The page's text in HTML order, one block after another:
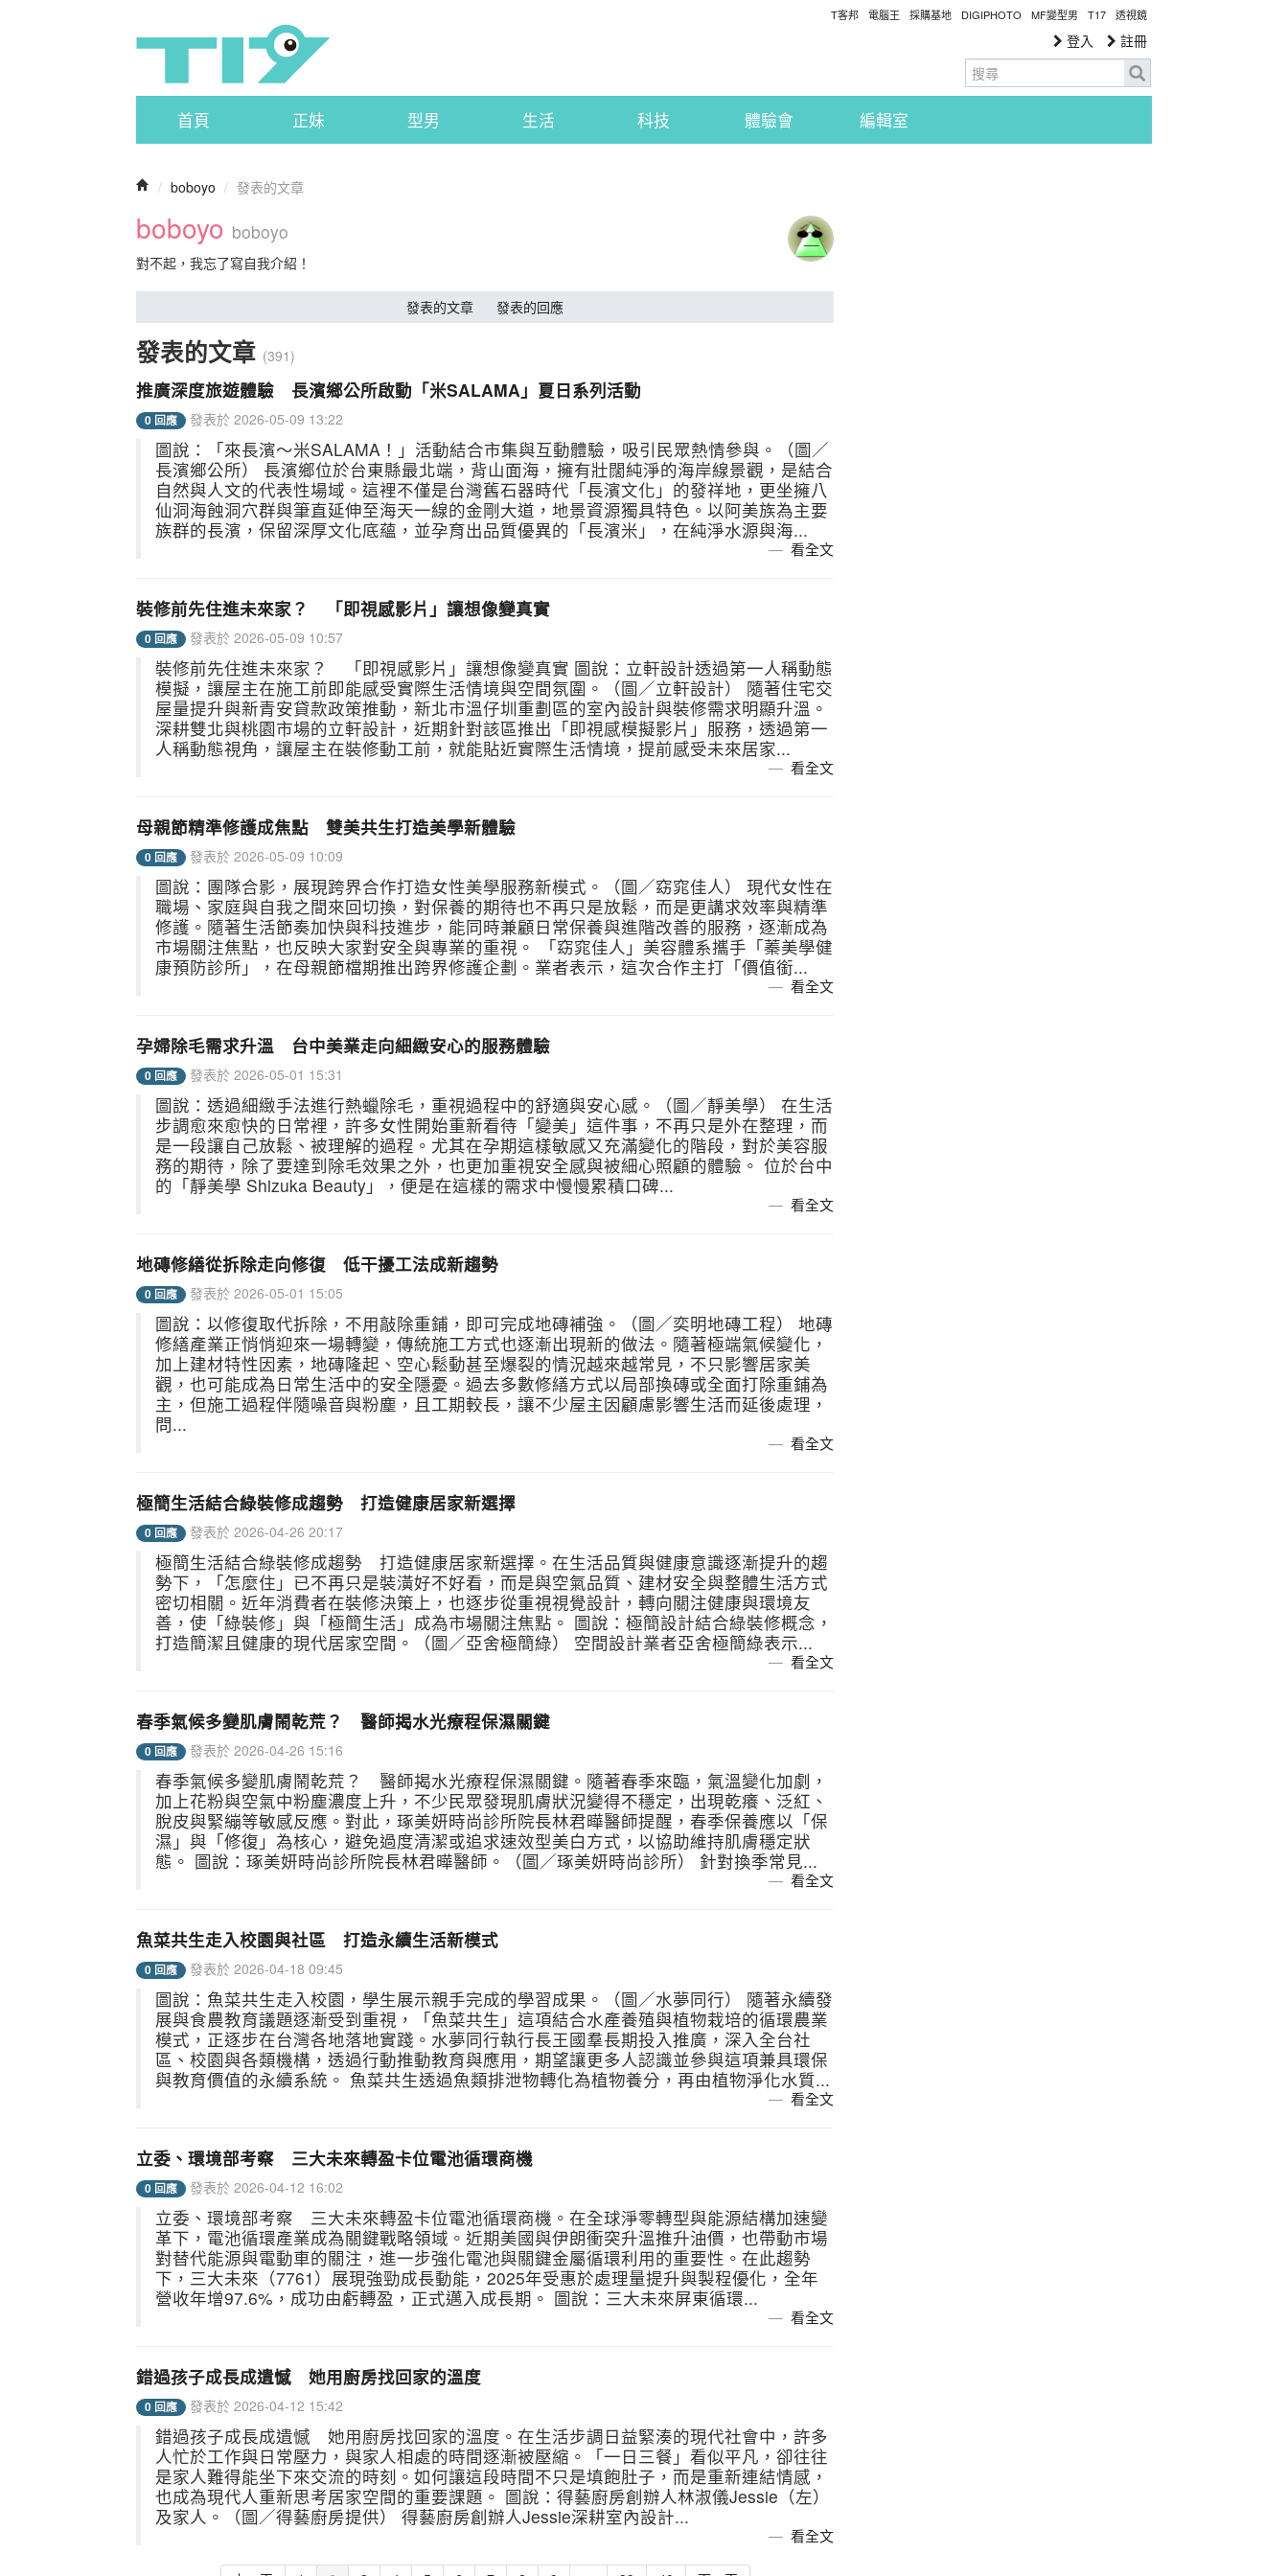
T客邦 電腦王 採購基地 DIGIPHOTO MF變型男 T17 透視鏡
登入 註冊
首頁 正妹 型男 生活 科技 體驗會 編輯室
/ boboyo / 發表的文章
boboyo boboyo
對不起，我忘了寫自我介紹！
發表的文章 發表的回應
發表的文章 (391)
推廣深度旅遊體驗 長濱鄉公所啟動「米SALAMA」夏日系列活動
0 回應 發表於 2026-05-09 13:22
圖說：「來長濱～米SALAMA！」活動結合市集與互動體驗，吸引民眾熱情參與。（圖／
長濱鄉公所） 長濱鄉位於台東縣最北端，背山面海，擁有壯闊純淨的海岸線景觀，是結合
自然與人文的代表性場域。這裡不僅是台灣舊石器時代「長濱文化」的發祥地，更坐擁八
仙洞海蝕洞穴群與筆直延伸至海天一線的金剛大道，地景資源獨具特色。以阿美族為主要
族群的長濱，保留深厚文化底蘊，並孕育出品質優異的「長濱米」，在純淨水源與海...
看全文
裝修前先住進未來家？ 「即視感影片」讓想像變真實
0 回應 發表於 2026-05-09 10:57
裝修前先住進未來家？ 「即視感影片」讓想像變真實 圖說：立軒設計透過第一人稱動態
模擬，讓屋主在施工前即能感受實際生活情境與空間氛圍。（圖／立軒設計） 隨著住宅交
屋量提升與新青安貸款政策推動，新北市溫仔圳重劃區的室內設計與裝修需求明顯升溫。
深耕雙北與桃園市場的立軒設計，近期針對該區推出「即視感模擬影片」服務，透過第一
人稱動態視角，讓屋主在裝修動工前，就能貼近實際生活情境，提前感受未來居家...
看全文
母親節精準修護成焦點 雙美共生打造美學新體驗
0 回應 發表於 2026-05-09 10:09
圖說：團隊合影，展現跨界合作打造女性美學服務新模式。（圖／窈窕佳人） 現代女性在
職場、家庭與自我之間來回切換，對保養的期待也不再只是放鬆，而是更講求效率與精準
修護。隨著生活節奏加快與科技進步，能同時兼顧日常保養與進階改善的服務，逐漸成為
市場關注焦點，也反映大家對安全與專業的重視。 「窈窕佳人」美容體系攜手「蓁美學健
康預防診所」，在母親節檔期推出跨界修護企劃。業者表示，這次合作主打「價值銜...
看全文
孕婦除毛需求升溫 台中美業走向細緻安心的服務體驗
0 回應 發表於 2026-05-01 15:31
圖說：透過細緻手法進行熱蠟除毛，重視過程中的舒適與安心感。（圖／靜美學） 在生活
步調愈來愈快的日常裡，許多女性開始重新看待「變美」這件事，不再只是外在整理，而
是一段讓自己放鬆、被理解的過程。尤其在孕期這樣敏感又充滿變化的階段，對於美容服
務的期待，除了要達到除毛效果之外，也更加重視安全感與被細心照顧的體驗。 位於台中
的「靜美學 Shizuka Beauty」，便是在這樣的需求中慢慢累積口碑...
看全文
地磚修繕從拆除走向修復 低干擾工法成新趨勢
0 回應 發表於 2026-05-01 15:05
圖說：以修復取代拆除，不用敲除重鋪，即可完成地磚補強。（圖／奕明地磚工程） 地磚
修繕產業正悄悄迎來一場轉變，傳統施工方式也逐漸出現新的做法。隨著極端氣候變化，
加上建材特性因素，地磚隆起、空心鬆動甚至爆裂的情況越來越常見，不只影響居家美
觀，也可能成為日常生活中的安全隱憂。過去多數修繕方式以局部換磚或全面打除重鋪為
主，但施工過程伴隨噪音與粉塵，且工期較長，讓不少屋主因顧慮影響生活而延後處理，
問...
看全文
極簡生活結合綠裝修成趨勢 打造健康居家新選擇
0 回應 發表於 2026-04-26 20:17
極簡生活結合綠裝修成趨勢 打造健康居家新選擇。在生活品質與健康意識逐漸提升的趨
勢下，「怎麼住」已不再只是裝潢好不好看，而是與空氣品質、建材安全與整體生活方式
密切相關。近年消費者在裝修決策上，也逐步從重視視覺設計，轉向關注健康與環境友
善，使「綠裝修」與「極簡生活」成為市場關注焦點。 圖說：極簡設計結合綠裝修概念，
打造簡潔且健康的現代居家空間。（圖／亞舍極簡綠） 空間設計業者亞舍極簡綠表示...
看全文
春季氣候多變肌膚鬧乾荒？ 醫師揭水光療程保濕關鍵
0 回應 發表於 2026-04-26 15:16
春季氣候多變肌膚鬧乾荒？ 醫師揭水光療程保濕關鍵。隨著春季來臨，氣溫變化加劇，
加上花粉與空氣中粉塵濃度上升，不少民眾發現肌膚狀況變得不穩定，出現乾癢、泛紅、
脫皮與緊繃等敏感反應。對此，琢美妍時尚診所院長林君曄醫師提醒，春季保養應以「保
濕」與「修復」為核心，避免過度清潔或追求速效型美白方式，以協助維持肌膚穩定狀
態。 圖說：琢美妍時尚診所院長林君曄醫師。（圖／琢美妍時尚診所） 針對換季常見...
看全文
魚菜共生走入校園與社區 打造永續生活新模式
0 回應 發表於 2026-04-18 09:45
圖說：魚菜共生走入校園，學生展示親手完成的學習成果。（圖／水夢同行） 隨著永續發
展與食農教育議題逐漸受到重視，「魚菜共生」這項結合水產養殖與植物栽培的循環農業
模式，正逐步在台灣各地落地實踐。水夢同行執行長王國羣長期投入推廣，深入全台社
區、校園與各類機構，透過行動推動教育與應用，期望讓更多人認識並參與這項兼具環保
與教育價值的永續系統。 魚菜共生透過魚類排泄物轉化為植物養分，再由植物淨化水質...
看全文
立委、環境部考察 三大未來轉盈卡位電池循環商機
0 回應 發表於 2026-04-12 16:02
立委、環境部考察 三大未來轉盈卡位電池循環商機。在全球淨零轉型與能源結構加速變
革下，電池循環產業成為關鍵戰略領域。近期美國與伊朗衝突升溫推升油價，也帶動市場
對替代能源與電動車的關注，進一步強化電池與關鍵金屬循環利用的重要性。在此趨勢
下，三大未來（7761）展現強勁成長動能，2025年受惠於處理量提升與製程優化，全年
營收年增97.6%，成功由虧轉盈，正式邁入成長期。 圖說：三大未來屏東循環...
看全文
錯過孩子成長成遺憾 她用廚房找回家的溫度
0 回應 發表於 2026-04-12 15:42
錯過孩子成長成遺憾 她用廚房找回家的溫度。在生活步調日益緊湊的現代社會中，許多
人忙於工作與日常壓力，與家人相處的時間逐漸被壓縮。「一日三餐」看似平凡，卻往往
是家人難得能坐下來交流的時刻。如何讓這段時間不只是填飽肚子，而是重新連結情感，
也成為現代人重新思考居家空間的重要課題。 圖說：得藝廚房創辦人林淑儀Jessie（左）
及家人。（圖／得藝廚房提供） 得藝廚房創辦人Jessie深耕室內設計...
看全文